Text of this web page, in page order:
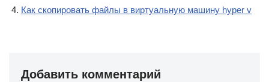
Как скопировать файлы в виртуальную машину hyper v
Добавить комментарий